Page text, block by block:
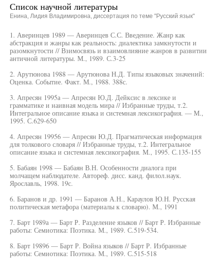
Список научной литературы
Енина, Лидия Владимировна, диссертация по теме "Русский язык"
1. Аверинцев 1989 — Аверинцев С.С. Введение. Жанр как
абстракция и жанры как реальность: диалектика замкнутости и
разомкнутости // Взимосвязь и взаимовлияние жанров в развитии
античной литературы. М., 1989. С.3-25
2. Арутюнова 1988 — Арутюнова Н.Д. Типы языковых значений:
Оценка. Событие. Факт. М., 1988. 388с.
3. Апресян 1995а — Апресян Ю.Д. Дейксис в лексике и
грамматике и наивная модель мира // Избранные труды, т.2.
Интегральное описание языка и системная лексикография. — М.,
1995. С.629-650
4. Апресян 19956 — Апресян Ю.Д. Прагматическая информация
для толкового словаря // Избранные труды, т.2. Интегральное
описание языка и системная лексикография. М., 1995. С.135-155
5. Бабаян 1998 — Бабаян В.Н. Особенности диалога при
молчащем наблюдателе. Автореф. дисс. канд. филол.наук.
Ярославль, 1998. 19с.
6. Баранов и др. 1991 — Баранов А.Н., Караулов Ю.Н. Русская
политическая метафора (материалы к словарю). М., 1991
7. Барт 1989а — Барт Р. Разделение языков // Барт Р. Избранные
работы: Семиотика: Поэтика. М., 1989. С.519-534.
8. Барт 19896 — Барт Р. Война языков // Барт Р. Избранные
работы: Семиотика: Поэтика. М., 1989. С.515-518